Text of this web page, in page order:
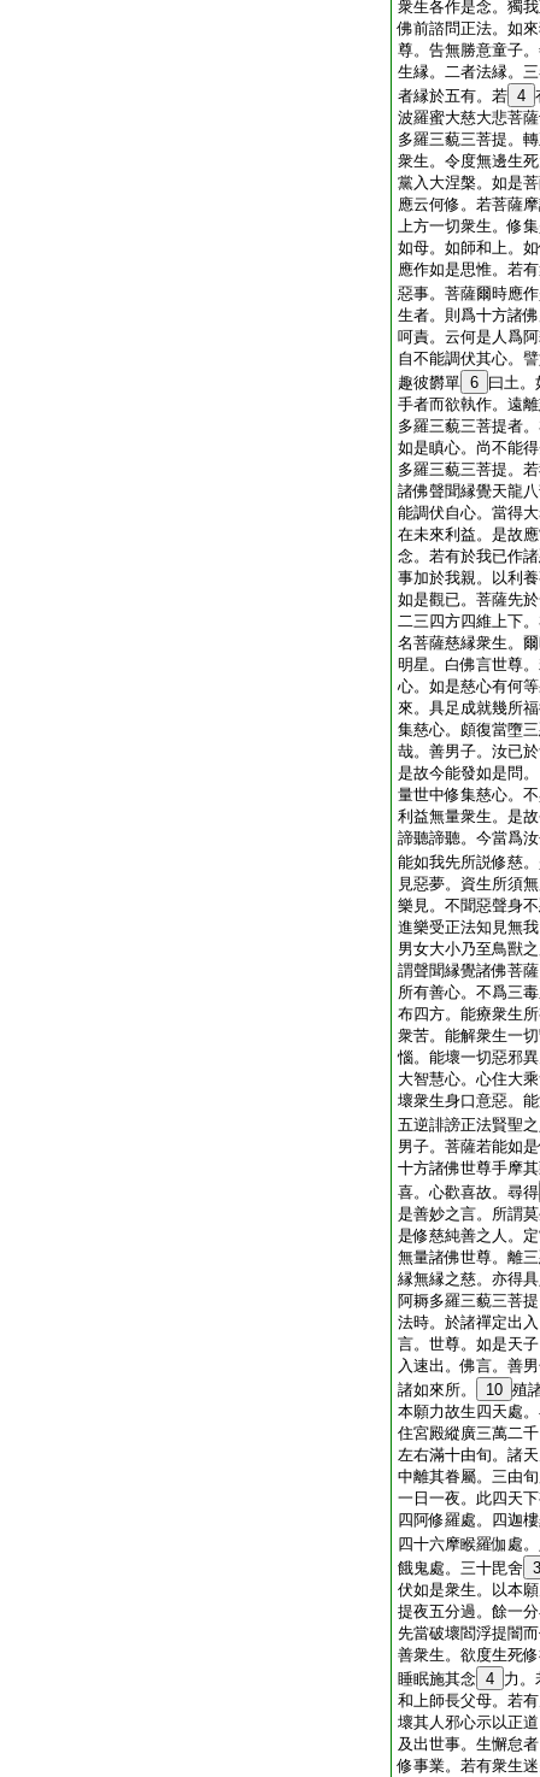
衆生各作是念。獨
佛前諮問正法。如
尊。告無勝意童子
生縁。二者法縁。
者縁於五有。若 4
波羅蜜大慈大悲菩
多羅三藐三菩提。
衆生。令度無邊生
黨入大涅槃。如是
應云何修。若菩薩
上方一切衆生。修
如母。如師和上。
應作如是思惟。若
惡事。菩薩爾時應
生者。則爲十方諸
呵責。云何是人爲
自不能調伏其心。
趣彼欝單 6 曰土。
手者而欲執作。遠
多羅三藐三菩提者
如是瞋心。尚不能
多羅三藐三菩提。
諸佛聲聞縁覺天龍
能調伏自心。當得
在未來利益。是故
念。若有於我已作
事加於我親。以利
如是觀已。菩薩先
二三四方四維上下
名菩薩慈縁衆生。
明星。白佛言世尊
心。如是慈心有何
來。具足成就幾所
集慈心。頗復當墮
哉。善男子。汝已
是故今能發如是問
量世中修集慈心。
利益無量衆生。是
諦聽諦聽。今當爲
能如我先所説修慈
見惡夢。資生所須
樂見。不聞惡聲身
進樂受正法知見無
男女大小乃至鳥獸
謂聲聞縁覺諸佛菩
所有善心。不爲三
布四方。能療衆生
衆苦。能解衆生一
惱。能壞一切惡邪
大智慧心。心住大
壞衆生身口意惡。
五逆誹謗正法賢聖
男子。菩薩若能如
十方諸佛世尊手摩
喜。心歡喜故。尋得
是善妙之言。所謂
是修慈純善之人。
無量諸佛世尊。離
縁無縁之慈。亦得
阿耨多羅三藐三菩
法時。於諸禪定出
言。世尊。如是天
入速出。佛言。善
諸如來所。
10 殖
本願力故生四天處
住宮殿縱廣三萬二
左右滿十由旬。諸
中離其眷屬。三由
一日一夜。此四天
四阿修羅處。四迦
四十六摩睺羅伽處
餓鬼處。三十毘舍 3
伏如是衆生。以本
提夜五分過。餘一
先當破壞閻浮提闇
善衆生。欲度生死
睡眠施其念 4 力。
和上師長父母。若
壞其人邪心示以正
及出世事。生懈怠
修事業。若有衆生